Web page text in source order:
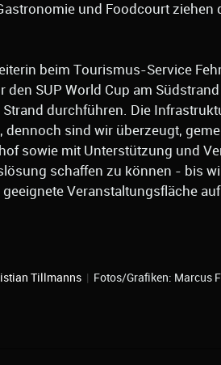
und Foodcourt ziehen
beim Tourismus-Service
den SUP World Cup am
durchführen. Die
dennoch sind wir überzeugt,
sowie mit Unterstützung und
schaffen zu können - bis
Veranstaltungsfläche auf
Tillmanns | Fotos/Grafiken: Marcus